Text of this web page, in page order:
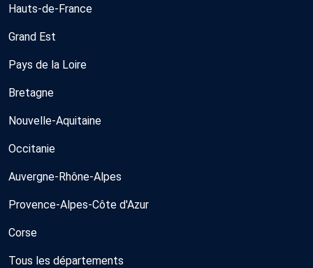
Hauts-de-France
Grand Est
Pays de la Loire
Bretagne
Nouvelle-Aquitaine
Occitanie
Auvergne-Rhône-Alpes
Provence-Alpes-Côte d'Azur
Corse
Tous les départements